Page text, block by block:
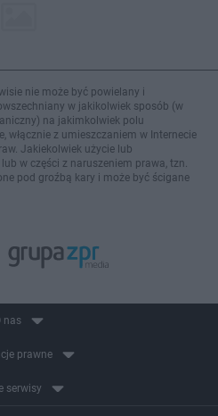
nie może być powielany i
w jakikolwiek sposób (w
na jakimkolwiek polu
włącznie z umieszczaniem w Internecie
Jakiekolwiek użycie lub
w części z naruszeniem prawa, tzn.
pod groźbą kary i może być ścigane
nas
prawne
serwisy